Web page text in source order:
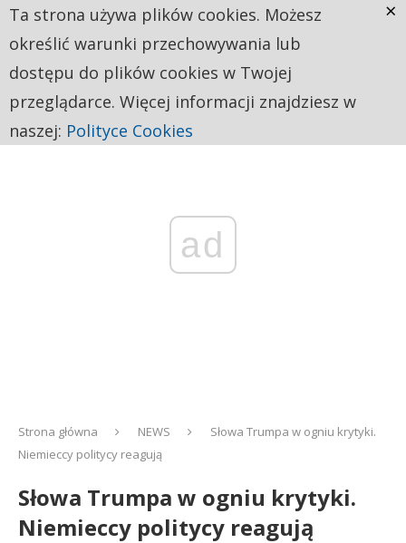
ad
Strona główna NEWS
Słowa Trumpa w ogniu krytyki.
Niemieccy politycy reagują
Słowa Trumpa w ogniu krytyki.
Niemieccy politycy reagują
Ta strona używa plików cookies. Możesz
określić warunki przechowywania lub
dostępu do plików cookies w Twojej
przeglądarce. Więcej informacji znajdziesz w
naszej: Polityce Cookies
×